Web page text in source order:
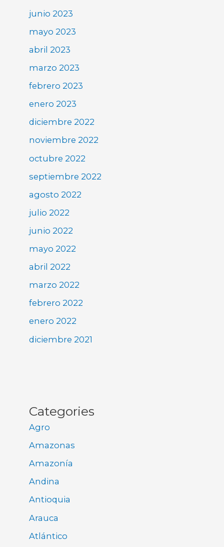
junio 2023
mayo 2023
abril 2023
marzo 2023
febrero 2023
enero 2023
diciembre 2022
noviembre 2022
octubre 2022
septiembre 2022
agosto 2022
julio 2022
junio 2022
mayo 2022
abril 2022
marzo 2022
febrero 2022
enero 2022
diciembre 2021
Categories
Agro
Amazonas
Amazonía
Andina
Antioquia
Arauca
Atlántico